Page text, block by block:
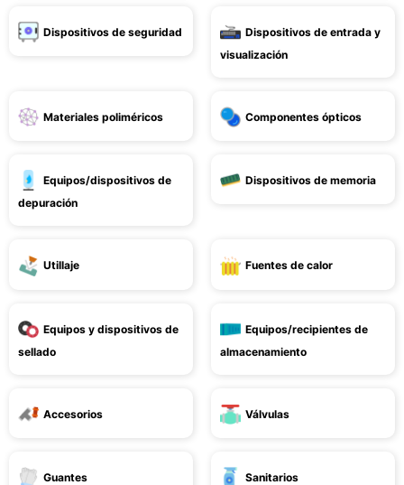
Dispositivos de seguridad
Dispositivos de entrada y
visualización
Materiales poliméricos Componentes ópticos
Equipos/dispositivos de
depuración
Dispositivos de memoria
Utillaje Fuentes de calor
Equipos y dispositivos de
sellado
Equipos/recipientes de
almacenamiento
Accesorios Válvulas
Guantes Sanitarios